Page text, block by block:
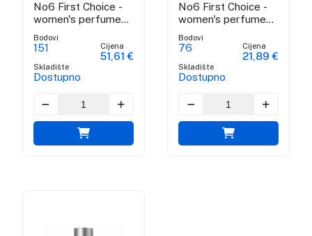
No6 First Choice -
women's perfume
water
Bodovi
151
Skladište
Dostupno
Cijena
51,61 €
No6 First Choice -
women's perfume
water
Bodovi
76
Skladište
Dostupno
Cijena
21,89 €